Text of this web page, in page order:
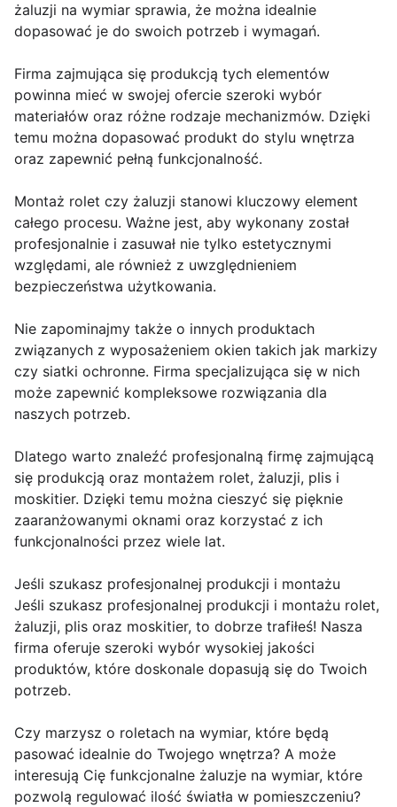
żaluzji na wymiar sprawia, że można idealnie
dopasować je do swoich potrzeb i wymagań.
Firma zajmująca się produkcją tych elementów
powinna mieć w swojej ofercie szeroki wybór
materiałów oraz różne rodzaje mechanizmów. Dzięki
temu można dopasować produkt do stylu wnętrza
oraz zapewnić pełną funkcjonalność.
Montaż rolet czy żaluzji stanowi kluczowy element
całego procesu. Ważne jest, aby wykonany został
profesjonalnie i zasuwał nie tylko estetycznymi
względami, ale również z uwzględnieniem
bezpieczeństwa użytkowania.
Nie zapominajmy także o innych produktach
związanych z wyposażeniem okien takich jak markizy
czy siatki ochronne. Firma specjalizująca się w nich
może zapewnić kompleksowe rozwiązania dla
naszych potrzeb.
Dlatego warto znaleźć profesjonalną firmę zajmującą
się produkcją oraz montażem rolet, żaluzji, plis i
moskitier. Dzięki temu można cieszyć się pięknie
zaaranżowanymi oknami oraz korzystać z ich
funkcjonalności przez wiele lat.
Jeśli szukasz profesjonalnej produkcji i montażu
Jeśli szukasz profesjonalnej produkcji i montażu rolet,
żaluzji, plis oraz moskitier, to dobrze trafiłeś! Nasza
firma oferuje szeroki wybór wysokiej jakości
produktów, które doskonale dopasują się do Twoich
potrzeb.
Czy marzysz o roletach na wymiar, które będą
pasować idealnie do Twojego wnętrza? A może
interesują Cię funkcjonalne żaluzje na wymiar, które
pozwolą regulować ilość światła w pomieszczeniu?